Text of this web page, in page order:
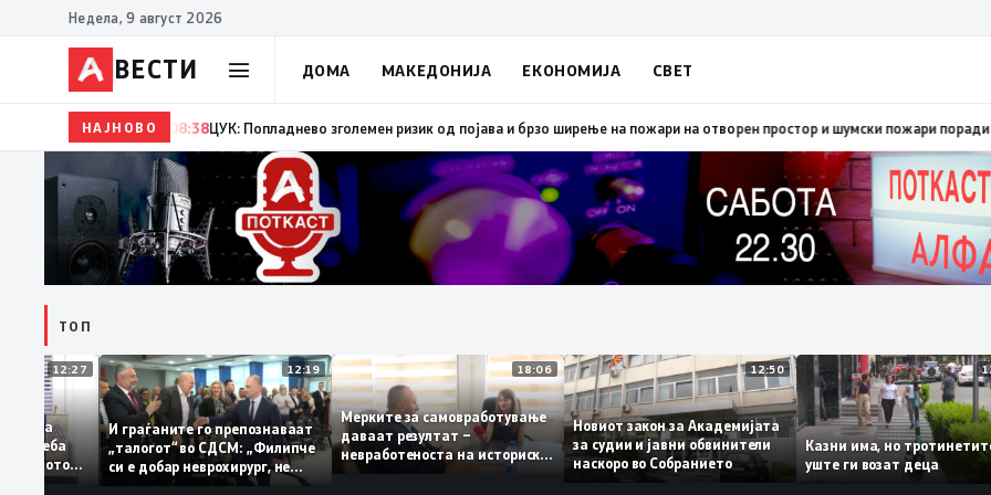
Недела, 9 август 2026
ВЕСТИ ДОМА МАКЕДОНИЈА ЕКОНОМИЈА СВЕТ
НАЈНОВО
08:38ЦУК: Попладнево зголемен ризик од појава и брзо ширење на пожари на отворен простор и шумски пожари поради многу
ТОП
12:27
За
треба
домашното
12:19
И граѓаните го препознаваат
„талогот“ во СДСМ: „Филипче
си е добар неврохирург, не
треба се занимава со
18:06
Мерките за самовработување
даваат резултат –
невработеноста на историски
најниско ниво од 11,3%
12:50
Новиот закон за Академијата
за судии и јавни обвинители
наскоро во Собранието
Казни има, но
уште ги возат деца